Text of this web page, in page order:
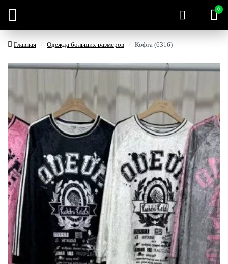
0
Главная Одежда больших размеров Кофта (6316)